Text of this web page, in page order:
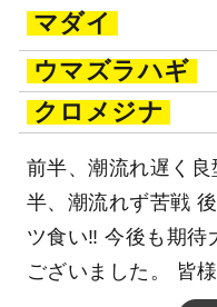
マダイ
ウマズラハギ
クロメジナ
前半、潮流れ遅く
半、潮流れず苦戦
ツ食い‼ 今後も期待
ございました。 皆